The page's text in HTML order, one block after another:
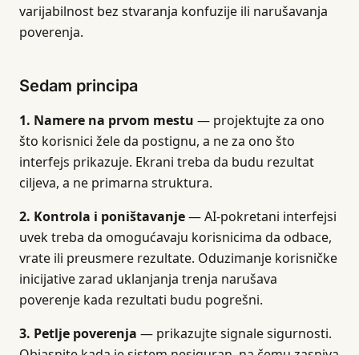
varijabilnost bez stvaranja konfuzije ili narušavanja
poverenja.
Sedam principa
1. Namere na prvom mestu — projektujte za ono
što korisnici žele da postignu, a ne za ono što
interfejs prikazuje. Ekrani treba da budu rezultat
ciljeva, a ne primarna struktura.
2. Kontrola i poništavanje— AI-pokretani interfejsi
uvek treba da omogućavaju korisnicima da odbace,
vrate ili preusmere rezultate. Oduzimanje korisničke
inicijative zarad uklanjanja trenja narušava
poverenje kada rezultati budu pogrešni.
3. Petlje poverenja — prikazujte signale sigurnosti.